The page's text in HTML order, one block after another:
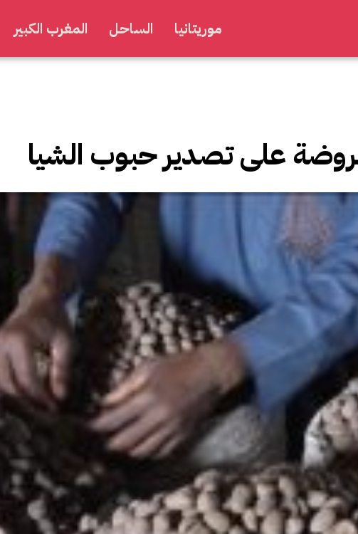
موريتانيا الساحل المغرب الكبير
على تصدير حبوب الشيا